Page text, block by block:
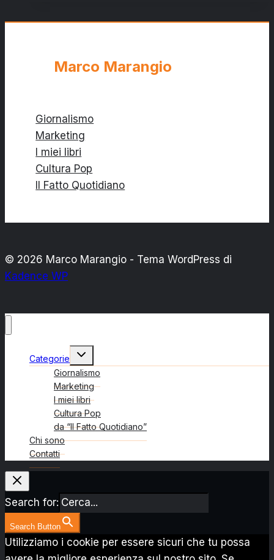
Marco Marangio
Giornalismo
Marketing
I miei libri
Cultura Pop
Il Fatto Quotidiano
© 2026 Marco Marangio - Tema WordPress di
Kadence WP
Categorie
Alterna
figlio
Giornalismo
Marketing
I miei libri
Cultura Pop
da “Il Fatto Quotidiano”
Chi sono
Contatti
Search for:
Search Button
Utilizziamo i cookie per essere sicuri che tu possa